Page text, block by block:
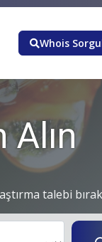
Whois
Alın
talebi